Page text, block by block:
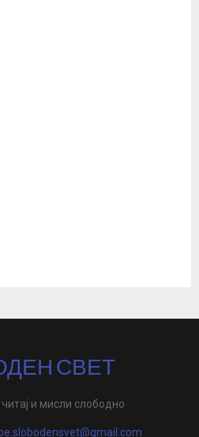
СВЕТ
и мисли слободно